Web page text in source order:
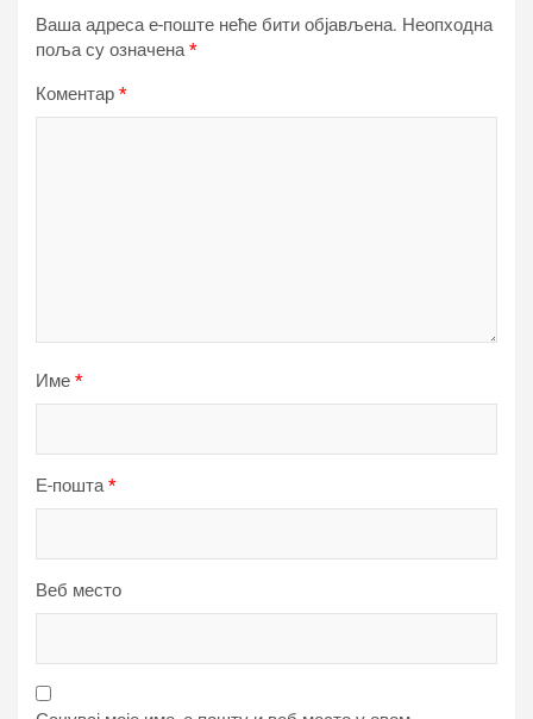
Ваша адреса е-поште неће бити објављена. Неопходна
поља су означена*
Коментар *
Име *
Е-пошта*
Веб место